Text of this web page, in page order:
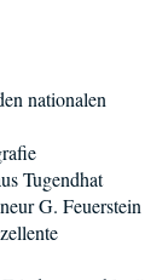
nationalen
Tugendhat
G. Feuerstein